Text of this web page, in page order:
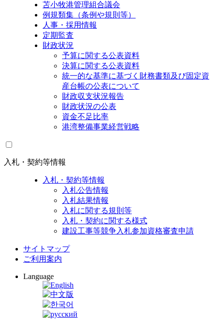
苫小牧港管理組合議会
例規類集（条例や規則等）
人事・採用情報
定期監査
財政状況
予算に関する公表資料
決算に関する公表資料
統一的な基準に基づく財務書類及び固定資
産台帳の公表について
財政収支状況報告
財政状況の公表
資金不足比率
港湾整備事業経営戦略
入札・契約等情報
入札・契約等情報
入札公告情報
入札結果情報
入札に関する規則等
入札・契約に関する様式
建設工事等競争入札参加資格審査申請
サイトマップ
ご利用案内
Language